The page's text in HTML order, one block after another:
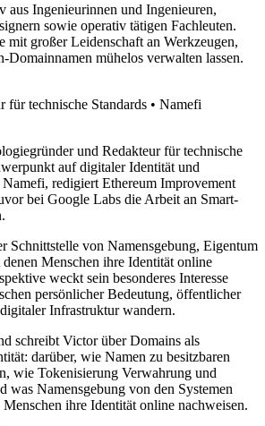
Ingenieurinnen und Ingenieuren,
sowie operativ tätigen Fachleuten.
mit großer Leidenschaft an Werkzeugen,
Domainnamen mühelos verwalten lassen.
für technische Standards • Namefi
und Redakteur für technische
auf digitaler Identität und
redigiert Ethereum Improvement
bei Google Labs die Arbeit an Smart-
Schnittstelle von Namensgebung, Eigentum
Menschen ihre Identität online
weckt sein besonderes Interesse
persönlicher Bedeutung, öffentlicher
Infrastruktur wandern.
schreibt Victor über Domains als
darüber, wie Namen zu besitzbaren
wie Tokenisierung Verwahrung und
was Namensgebung von den Systemen
ihre Identität online nachweisen.